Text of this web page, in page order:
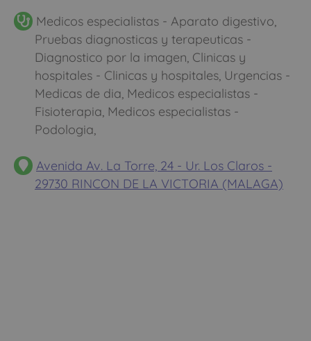
Medicos especialistas - Aparato digestivo,
Pruebas diagnosticas y terapeuticas -
Diagnostico por la imagen, Clinicas y
hospitales - Clinicas y hospitales, Urgencias -
Medicas de dia, Medicos especialistas -
Fisioterapia, Medicos especialistas -
Podologia,
Avenida Av. La Torre, 24 - Ur. Los Claros -
29730 RINCON DE LA VICTORIA (MALAGA)